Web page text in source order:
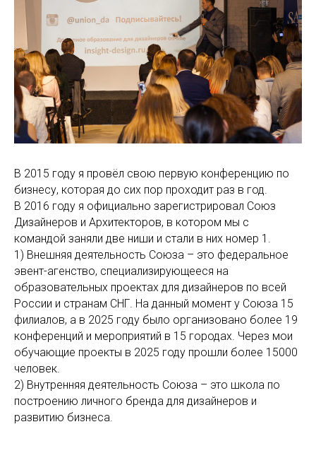
В 2015 году я провёл свою первую конференцию по
бизнесу, которая до сих пор проходит раз в год.
В 2016 году я официально зарегистрировал Союз
Дизайнеров и Архитекторов, в котором мы с
командой заняли две ниши и стали в них номер 1.
1) Внешняя деятельность Союза – это федеральное
эвент-агенство, специализирующееся на
образовательных проектах для дизайнеров по всей
России и странам СНГ. На данный момент у Союза 15
филиалов, а в 2025 году было организовано более 19
конференций и мероприятий в 15 городах. Через мои
обучающие проекты в 2025 году прошли более 15000
человек.
2) Внутренняя деятельность Союза – это школа по
построению личного бренда для дизайнеров и
развитию бизнеса.